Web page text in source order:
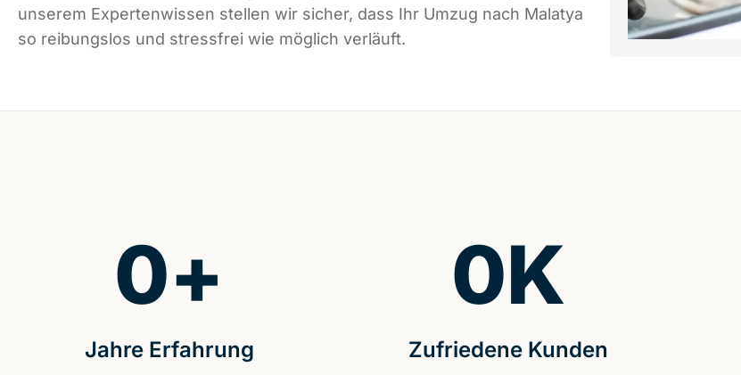
unserem Expertenwissen stellen wir sicher, dass Ihr Umzug nach Malatya
so reibungslos und stressfrei wie möglich verläuft.
Jahre Erfahrung
0+
Zufriedene Kunden
0K